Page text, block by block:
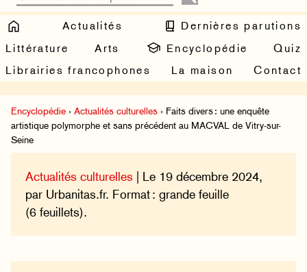
Actualités
Dernières parutions
Littérature
Arts Encyclopédie
Quiz
Librairies francophones
La maison Contact
Encyclopédie › Actualités culturelles › Faits divers : une enquête
artistique polymorphe et sans précédent au MACVAL de Vitry-sur-
Seine
Actualités culturelles | Le 19 décembre 2024,
par Urbanitas.fr. Format : grande feuille
(6 feuillets).